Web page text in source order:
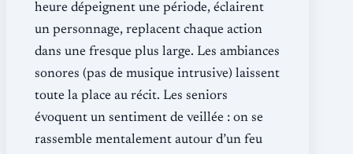
heure dépeignent une période, éclairent
un personnage, replacent chaque action
dans une fresque plus large. Les ambiances
sonores (pas de musique intrusive) laissent
toute la place au récit. Les seniors
évoquent un sentiment de veillée : on se
rassemble mentalement autour d’un feu